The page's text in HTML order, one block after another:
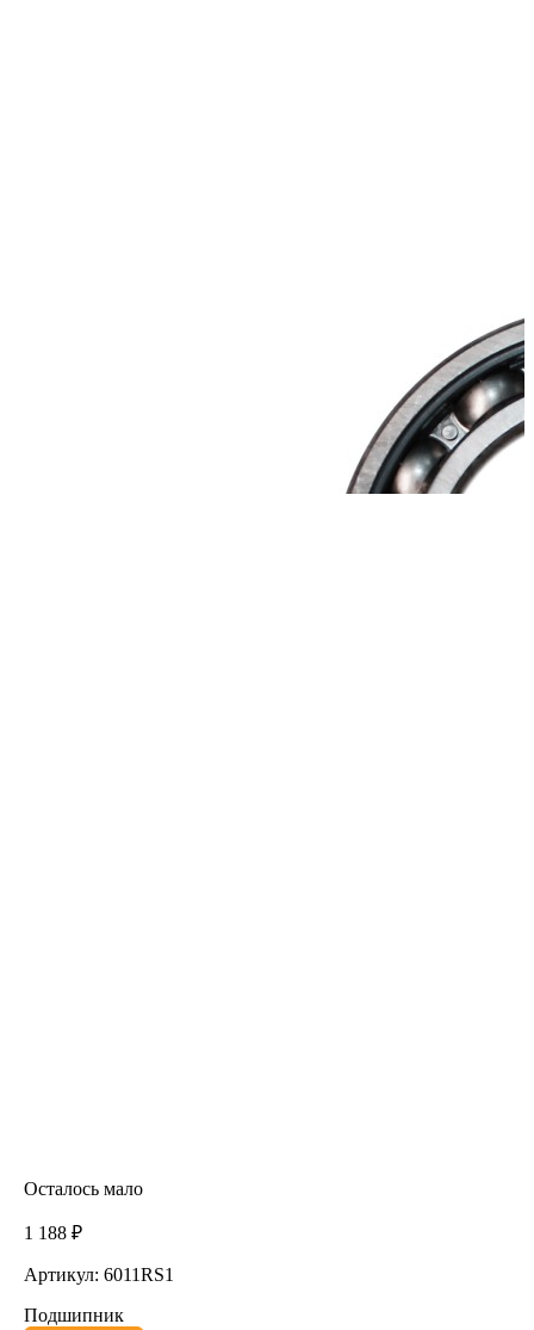
Осталось мало
1 188 ₽
Артикул: 6011RS1
Подшипник